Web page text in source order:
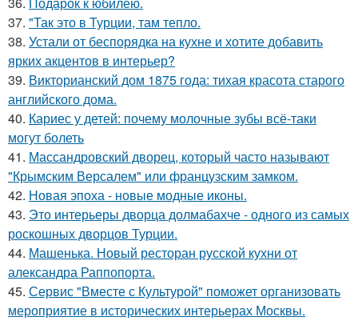
37. "Так это в Турции, там тепло.
38. Устали от беспорядка на кухне и хотите добавить
ярких акцентов в интерьер?
39. Викторианский дом 1875 года: тихая красота старого
английского дома.
40. Кариес у детей: почему молочные зубы всё-таки
могут болеть
41. Массандровский дворец, который часто называют
"Крымским Версалем" или французским замком.
42. Новая эпоха - новые модные иконы.
43. Это интерьеры дворца долмабахче - одного из самых
роскошных дворцов Турции.
44. Машенька. Новый ресторан русской кухни от
александра Раппопорта.
45. Сервис "Вместе с Культурой" поможет организовать
мероприятие в исторических интерьерах Москвы.